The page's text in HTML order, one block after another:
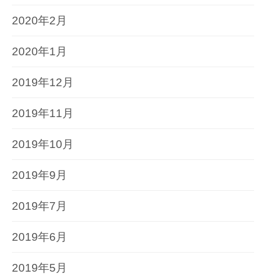
2020年2月
2020年1月
2019年12月
2019年11月
2019年10月
2019年9月
2019年7月
2019年6月
2019年5月